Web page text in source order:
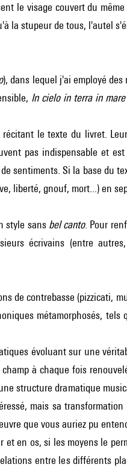
le visage couvert du
la stupeur de tous, l'autel
), dans lequel j'ai employé
In cielo in terra in mare
le texte du livret.
pas indispensable et
sentiments. Si la base du
liberté, gnouf, mort...) en
style sans bel canto. Pour
écrivains (entre
de contrebasse (pizzicati,
métamorphosés,
évoluant sur une
à chaque fois
structure dramatique
mais sa
que vous auriez pu
et en os, si les moyens le
entre les différents